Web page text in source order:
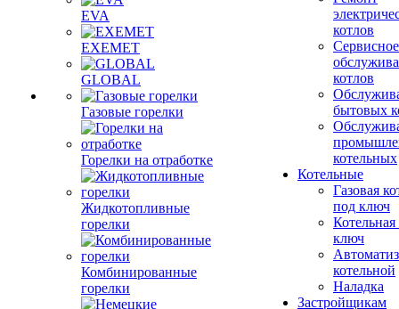
EVA
EXEMET
GLOBAL
Газовые горелки
Горелки на отработке
Жидкотопливные
горелки
Комбинированные
горелки
котлов
Сервисное
котлов
бытовых
котельных
Котельные
Газовая
под ключ
ключ
котельной
Наладка
Застройщикам